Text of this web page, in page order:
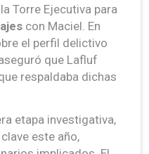
Torre Ejecutiva para
con Maciel. En
el perfil delictivo
que Lafluf
respaldaba dichas
etapa investigativa,
este año,